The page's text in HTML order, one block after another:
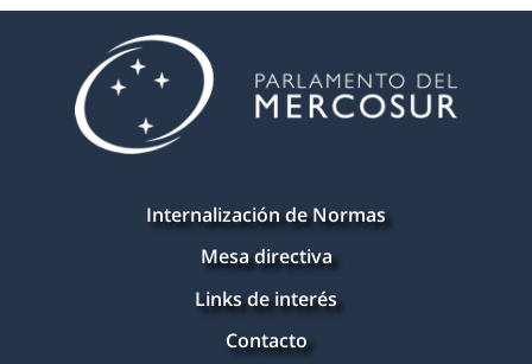
Internalización de Normas
Mesa directiva
Links de interés
Contacto